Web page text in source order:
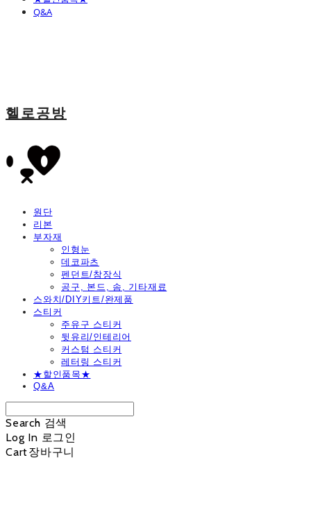
Q&A
헬로공방
원단
리본
부자재
인형눈
데코파츠
펜던트/참장식
공구, 본드, 솜, 기타재료
스와치/DIY키트/완제품
스티커
주유구 스티커
뒷유리/인테리어
커스텀 스티커
레터링 스티커
★할인품목★
Q&A
Search 검색
Log In 로그인
Cart장바구니